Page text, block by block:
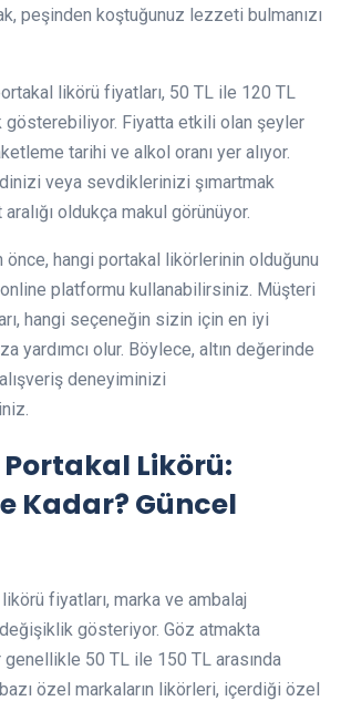
peşinden koştuğunuz lezzeti bulmanızı
likörü fiyatları, 50 TL ile 120 TL
gösterebiliyor. Fiyatta etkili olan şeyler
tarihi ve alkol oranı yer alıyor.
veya sevdiklerinizi şımartmak
oldukça makul görünüyor.
önce, hangi portakal likörlerinin olduğunu
platformu kullanabilirsiniz. Müşteri
hangi seçeneğin sizin için en iyi
yardımcı olur. Böylece, altın değerinde
deneyiminizi
Likörü:
Kadar? Güncel
fiyatları, marka ve ambalaj
gösteriyor. Göz atmakta
50 TL ile 150 TL arasında
özel markaların likörleri, içerdiği özel